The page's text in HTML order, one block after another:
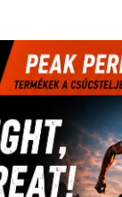
(138)karate
(448)Lewis
Mercedes (244)
(122)
Sportime Magazin
tenisz(416)
(162)
(197) Érdi Mária